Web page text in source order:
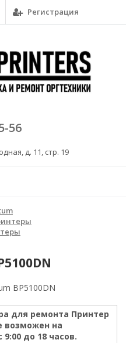
Регистрация
56
д. 11, стр. 19
для ремонта Принтер
возможен на
до 18 часов.